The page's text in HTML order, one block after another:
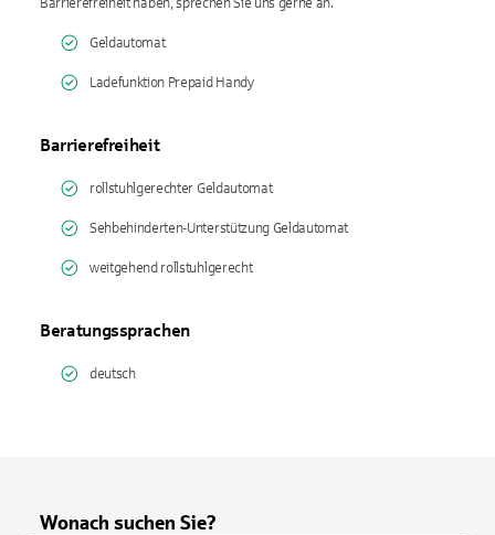
Barrierefreiheit haben, sprechen Sie uns gerne an.
Geldautomat
Ladefunktion Prepaid Handy
Barrierefreiheit
rollstuhlgerechter Geldautomat
Sehbehinderten-Unterstützung Geldautomat
weitgehend rollstuhlgerecht
Beratungssprachen
deutsch
Wonach suchen Sie?